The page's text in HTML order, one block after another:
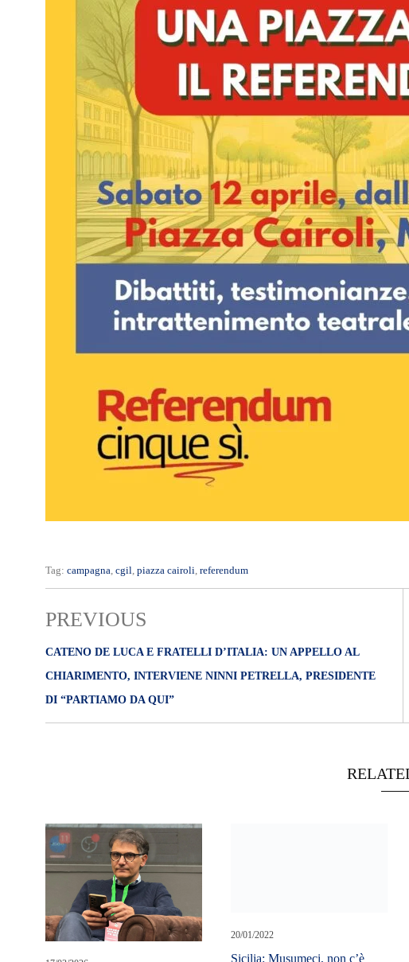
Tag: campagna, cgil, piazza cairoli, referendum
PREVIOUS
CATENO DE LUCA E FRATELLI D’ITALIA: UN APPELLO AL
CHIARIMENTO, INTERVIENE NINNI PETRELLA, PRESIDENTE
DI “PARTIAMO DA QUI”
20/01/2022
Sicilia: Musumeci, non c’è